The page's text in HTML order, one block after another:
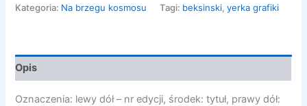
11/19
Kategoria: Na brzegu kosmosu Tagi: beksinski,yerka grafiki
Opis
Oznaczenia: lewy dół – nr edycji, środek: tytuł, prawy dół: